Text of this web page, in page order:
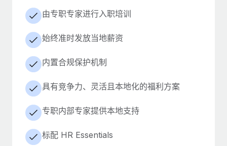
由专职专家进行入职培训
始终准时发放当地薪资
内置合规保护机制
具有竞争力、灵活且本地化的福利方案
专职内部专家提供本地支持
标配 HR Essentials